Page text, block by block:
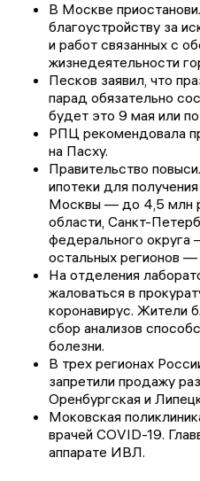
В Москве
благоустройству за
и работ связанных с
жизнедеятельности
Песков заявил, что
парад обязательно
будет это 9 мая или
РПЦ рекомендовала
на Пасху.
Правительство
ипотеки для
Москвы — до 4,5 млн
области, Санкт-
федерального
остальных регионов
На отделения
жаловаться в
коронавирус. Жители
сбор анализов
болезни.
В трех регионах
запретили продажу
Оренбургская и
Моковская
врачей COVID-19.
аппарате ИВЛ.